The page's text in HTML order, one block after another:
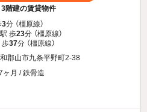
階建の賃貸物件
3分 （橿原線）
歩23分 （橿原線）
歩37分 （橿原線）
郡山市九条平野町2-38
ヶ月 / 鉄骨造